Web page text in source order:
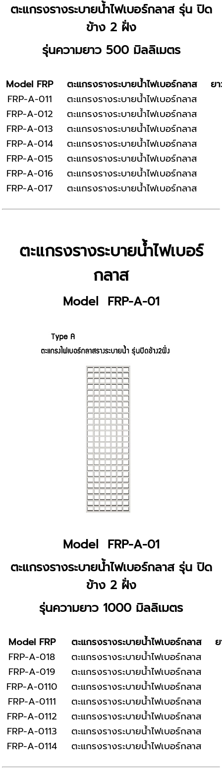
ตะแกรงรางระบายน้ำไฟเบอร์กลาส รุ่น ปิด
ข้าง 2 ฝั่ง
รุ่นความยาว 500 มิลลิเมตร
Model FRP ตะแกรงรางระบายน้ำไฟเบอร์กลาส
ย
FRP-A-011
ตะแกรงรางระบายน้ำไฟเบอร์กลาส
FRP-A-012
ตะแกรงรางระบายน้ำไฟเบอร์กลาส
FRP-A-013
ตะแกรงรางระบายน้ำไฟเบอร์กลาส
FRP-A-014
ตะแกรงรางระบายน้ำไฟเบอร์กลาส
FRP-A-015
ตะแกรงรางระบายน้ำไฟเบอร์กลาส
FRP-A-016
ตะแกรงรางระบายน้ำไฟเบอร์กลาส
FRP-A-017
ตะแกรงรางระบายน้ำไฟเบอร์กลาส
ตะแกรงรางระบายน้ำไฟเบอร์
กลาส
Model FRP-A-01
Model FRP-A-01
ตะแกรงรางระบายน้ำไฟเบอร์กลาส รุ่น ปิด
ข้าง 2 ฝั่ง
รุ่นความยาว 1000 มิลลิเมตร
Model FRP ตะแกรงรางระบายน้ำไฟเบอร์กลาส
FRP-A-018
ตะแกรงรางระบายน้ำไฟเบอร์กลาส
FRP-A-019
ตะแกรงรางระบายน้ำไฟเบอร์กลาส
FRP-A-0110
ตะแกรงรางระบายน้ำไฟเบอร์กลาส
FRP-A-0111
ตะแกรงรางระบายน้ำไฟเบอร์กลาส
FRP-A-0112
ตะแกรงรางระบายน้ำไฟเบอร์กลาส
FRP-A-0113
ตะแกรงรางระบายน้ำไฟเบอร์กลาส
FRP-A-0114
ตะแกรงรางระบายน้ำไฟเบอร์กลาส